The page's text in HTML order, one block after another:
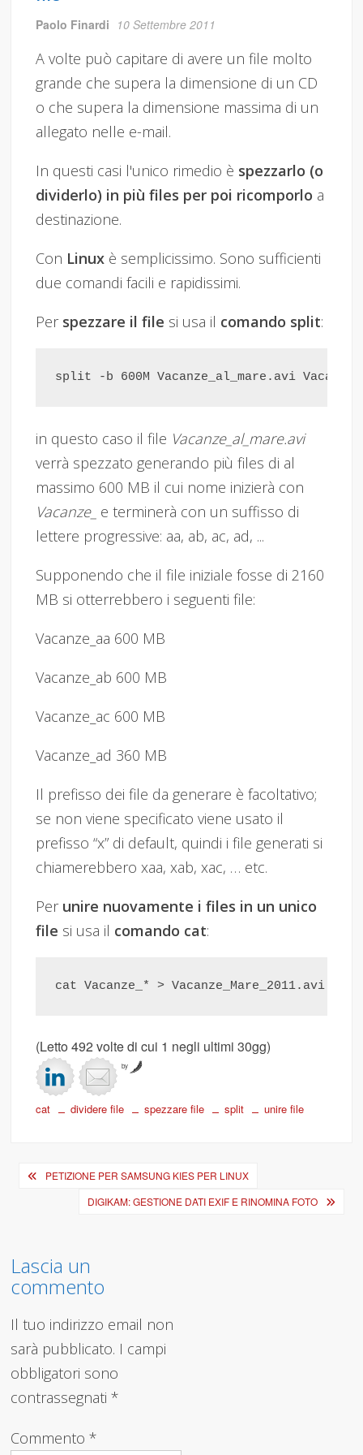
Paolo Finardi 10 Settembre 2011
A volte può capitare di avere un file molto
grande che supera la dimensione di un CD
o che supera la dimensione massima di un
allegato nelle e-mail.
In questi casi l'unico rimedio è spezzarlo (o
dividerlo) in più files per poi ricomporlo a
destinazione.
Con Linux è semplicissimo. Sono sufficienti
due comandi facili e rapidissimi.
Per spezzare il file si usa il comando split:
split -b 600M Vacanze_al_mare.avi Vacanze_
in questo caso il file Vacanze_al_mare.avi
verrà spezzato generando più files di al
massimo 600 MB il cui nome inizierà con
Vacanze_ e terminerà con un suffisso di
lettere progressive: aa, ab, ac, ad, ...
Supponendo che il file iniziale fosse di 2160
MB si otterrebbero i seguenti file:
Vacanze_aa 600 MB
Vacanze_ab 600 MB
Vacanze_ac 600 MB
Vacanze_ad 360 MB
Il prefisso dei file da generare è facoltativo;
se non viene specificato viene usato il
prefisso “x” di default, quindi i file generati si
chiamerebbero xaa, xab, xac, … etc.
Per unire nuovamente i files in un unico
file si usa il comando cat:
cat Vacanze_* > Vacanze_Mare_2011.avi
(Letto 492 volte di cui 1 negli ultimi 30gg)
by
cat dividere file spezzare file split unire file
Navigazione
PETIZIONE PER SAMSUNG KIES PER LINUX
DIGIKAM: GESTIONE DATI EXIF E RINOMINA FOTO
Lascia un
commento
Il tuo indirizzo email non
sarà pubblicato. I campi
obbligatori sono
contrassegnati*
Commento*